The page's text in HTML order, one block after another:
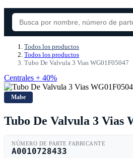
Todos los productos
Todos los productos
Tubo De Valvula 3 Vias WG01F05047
Centrales + 40%
Mabe
Tubo De Valvula 3 Vias
NÚMERO DE PARTE FABRICANTE
A0010728433